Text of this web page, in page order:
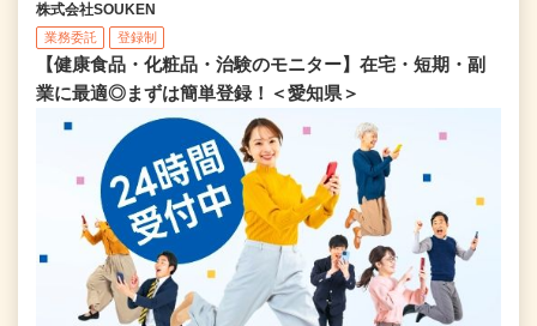
株式会社SOUKEN
業務委託 登録制
【健康食品・化粧品・治験のモニター】在宅・短期・副
業に最適◎まずは簡単登録！＜愛知県＞